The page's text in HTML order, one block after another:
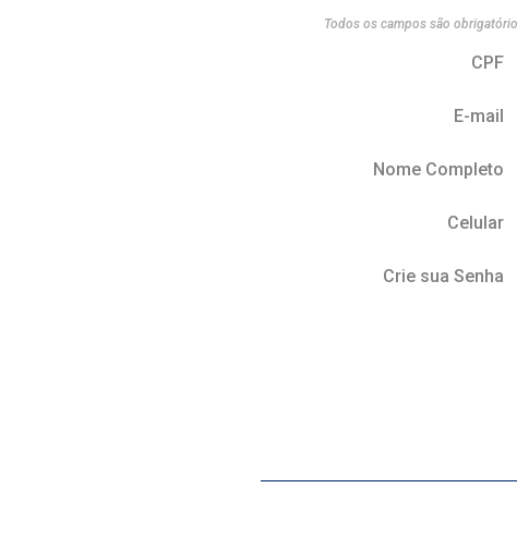
Todos os campos são
CPF
E-mail
Nome Completo
Celular
Crie sua Senha